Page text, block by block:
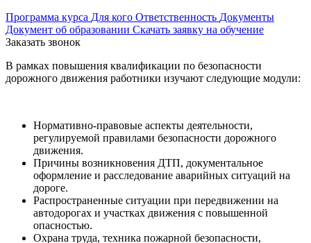
Программа курса Для кого Ответственность Документы
Документ об образовании Скачать заявку на обучение
Заказать звонок
В рамках повышения квалификации по безопасности
дорожного движения работники изучают следующие модули:
Нормативно-правовые аспекты деятельности,
регулируемой правилами безопасности дорожного
движения.
Причины возникновения ДТП, документальное
оформление и расследование аварийных ситуаций на
дороге.
Распространенные ситуации при передвижении на
автодорогах и участках движения с повышенной
опасностью.
Охрана труда, техника пожарной безопасности,